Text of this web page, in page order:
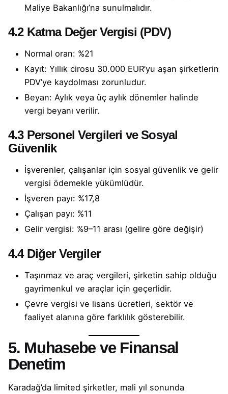
Maliye Bakanlığı’na sunulmalıdır.
4.2 Katma Değer Vergisi (PDV)
Normal oran: %21
Kayıt: Yıllık cirosu 30.000 EUR’yu aşan şirketlerin
PDV’ye kaydolması zorunludur.
Beyan: Aylık veya üç aylık dönemler halinde
vergi beyanı verilir.
4.3 Personel Vergileri ve Sosyal
Güvenlik
İşverenler, çalışanlar için sosyal güvenlik ve gelir
vergisi ödemekle yükümlüdür.
İşveren payı: %17,8
Çalışan payı: %11
Gelir vergisi: %9–11 arası (gelire göre değişir)
4.4 Diğer Vergiler
Taşınmaz ve araç vergileri, şirketin sahip olduğu
gayrimenkul ve araçlar için geçerlidir.
Çevre vergisi ve lisans ücretleri, sektör ve
faaliyet alanına göre farklılık gösterebilir.
5. Muhasebe ve Finansal
Denetim
Karadağ’da limited şirketler, mali yıl sonunda